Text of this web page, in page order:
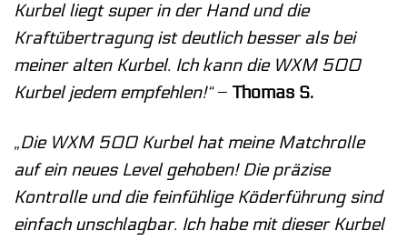
Kurbel liegt super in der Hand und die
Kraftübertragung ist deutlich besser als bei
meiner alten Kurbel. Ich kann die WXM 500
Kurbel jedem empfehlen!“–Thomas S.
„Die WXM 500 Kurbel hat meine Matchrolle
auf ein neues Level gehoben! Die präzise
Kontrolle und die feinfühlige Köderführung sind
einfach unschlagbar. Ich habe mit dieser Kurbel